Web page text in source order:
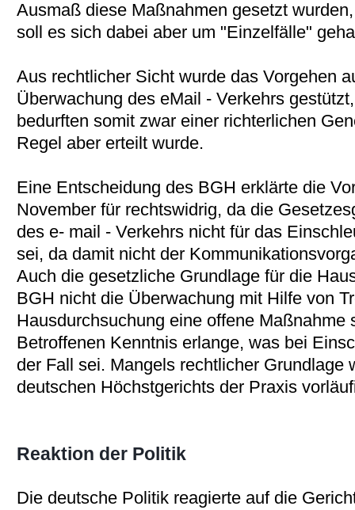
Ausmaß diese Maßnahmen gesetzt
soll es sich dabei aber um "Einzelfälle"
Aus rechtlicher Sicht wurde das Vorgehen
Überwachung des eMail - Verkehrs
bedurften somit zwar einer richterlichen
Regel aber erteilt wurde.
Eine Entscheidung des BGH erklärte die
November für rechtswidrig, da die
des e- mail - Verkehrs nicht für das
sei, da damit nicht der
Auch die gesetzliche Grundlage für die
BGH nicht die Überwachung mit Hilfe von
Hausdurchsuchung eine offene Maßnahme
Betroffenen Kenntnis erlange, was bei
der Fall sei. Mangels rechtlicher Grundlage
deutschen Höchstgerichts der Praxis
Reaktion der Politik
Die deutsche Politik reagierte auf die